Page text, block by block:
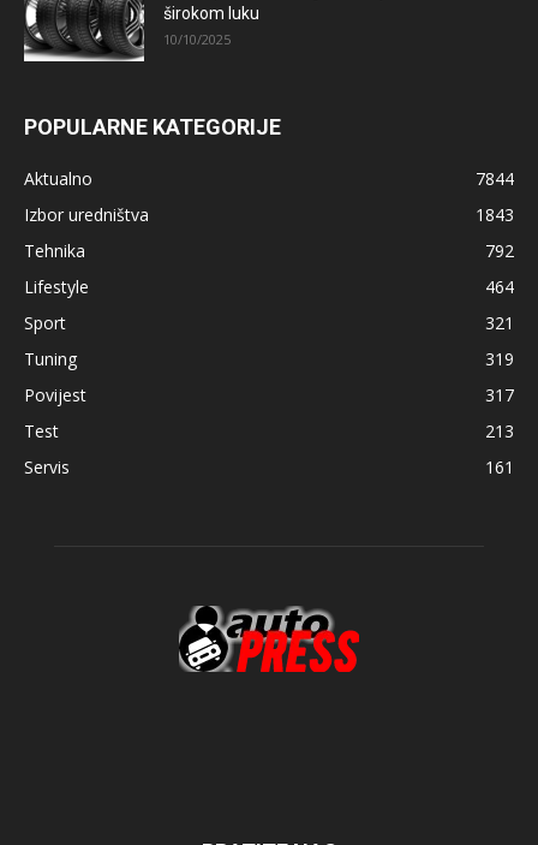
širokom luku
10/10/2025
POPULARNE KATEGORIJE
Aktualno
7844
Izbor uredništva
1843
Tehnika
792
Lifestyle
464
Sport
321
Tuning
319
Povijest
317
Test
213
Servis
161